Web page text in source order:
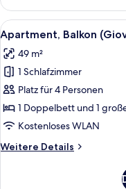
Balkon
(Fewo
33)
Alle
Fotos
für
Apartment,
Balkon
(Giovanni)
anzeigen
10
Apartment, Balkon
49 m²
1 Schlafzimmer
Platz für 4 Personen
1 Doppelbett und 1
Kostenloses WLAN
Weitere Details
Weitere